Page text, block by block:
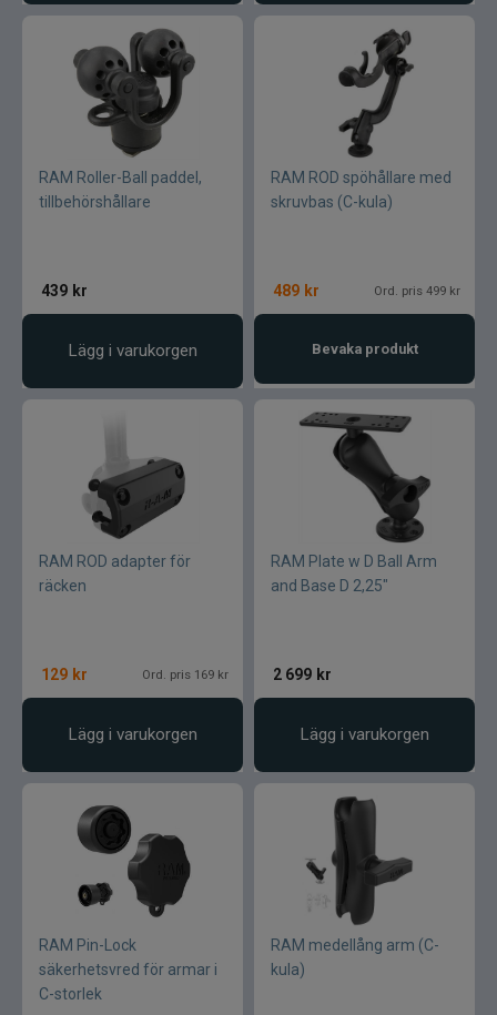
RAM Roller-Ball paddel,
tillbehörshållare
439 kr
Lägg i varukorgen
RAM ROD spöhållare med
skruvbas (C-kula)
489 kr Ord. pris 499 kr
Bevaka produkt
RAM ROD adapter för
räcken
129 kr Ord. pris 169 kr
Lägg i varukorgen
RAM Plate w D Ball Arm
and Base D 2,25"
2 699 kr
Lägg i varukorgen
RAM Pin-Lock
säkerhetsvred för armar i
C-storlek
RAM medellång arm (C-
kula)